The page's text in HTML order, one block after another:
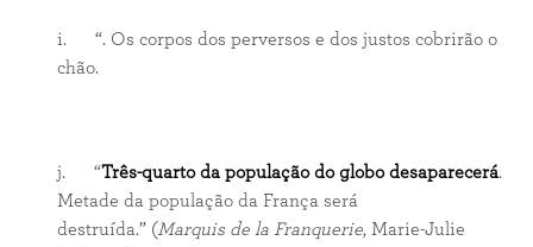
i. “. Os corpos dos perversos e dos justos cobrirão o
chão.
j. “Três-quarto da população do globo desaparecerá.
Metade da população da França será
destruída.” (Marquis de la Franquerie, Marie-Julie